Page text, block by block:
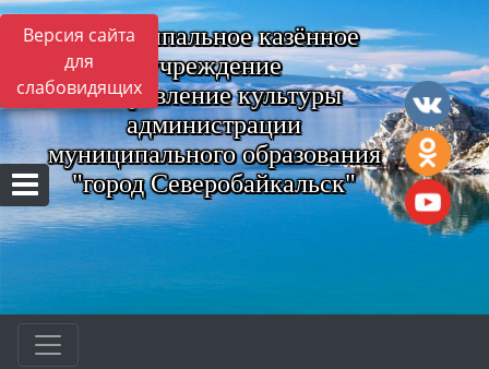
Версия сайта
для
слабовидящих
Муниципальное казённое
учреждение
"Управление культуры
администрации
муниципального образования
"город Северобайкальск"